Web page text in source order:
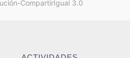
CompartirIgual 3.0